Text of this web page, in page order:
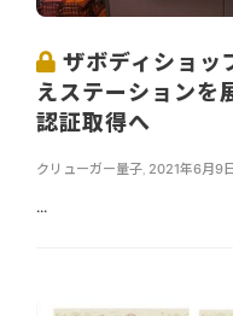
ザボディショ
えステーションを
認証取得へ
クリューガー量子 2021年6月9
...